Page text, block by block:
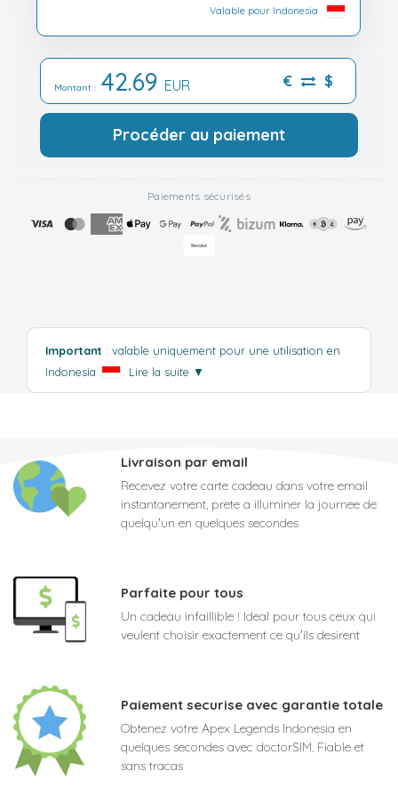
Valable pour Indonesia
Montant : 42.69 EUR € $
Procéder au paiement
Paiements sécurisés
Important : valable uniquement pour une utilisation en
Indonesia
Lire la suite ▼
Livraison par email
Recevez votre carte cadeau dans votre email
instantanement, prete a illuminer la journee de
quelqu'un en quelques secondes
Parfaite pour tous
Un cadeau infaillible ! Ideal pour tous ceux qui
veulent choisir exactement ce qu'ils desirent
Paiement securise avec garantie totale
Obtenez votre Apex Legends Indonesia en
quelques secondes avec doctorSIM. Fiable et
sans tracas